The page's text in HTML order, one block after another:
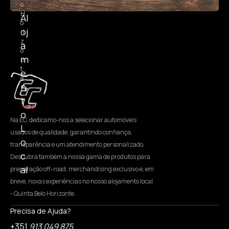
Al
oj
a
m
e
n
t
o
L
o
c
al
o
H
o
ri
z
o
n
t
e
Na EC, dedicamo-nos a selecionar automóveis
usados de qualidade, garantindo confiança,
transparência e um atendimento personalizado.
Descubra também a nossa gama de produtos para
preparação off-road, merchandising exclusivo e, em
breve, novas experiências no nosso alojamento local
- Quinta Belo Horizonte.
Precisa de Ajuda?
+351 913 049 875